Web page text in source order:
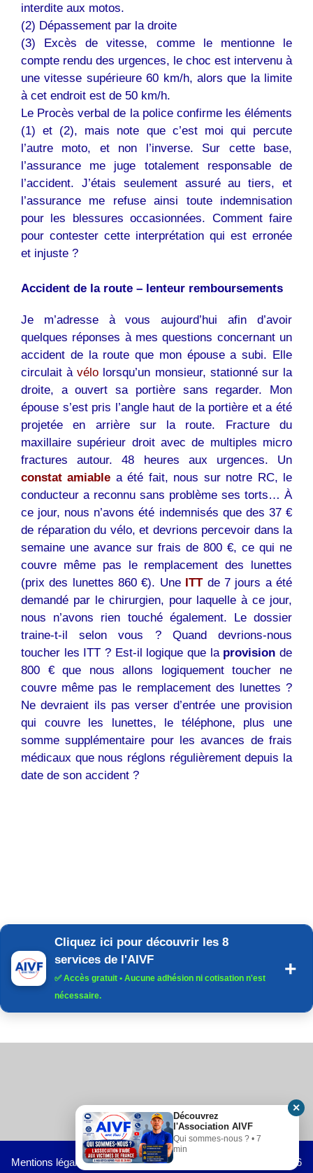
interdite aux motos.
(2) Dépassement par la droite
(3) Excès de vitesse, comme le mentionne le
compte rendu des urgences, le choc est intervenu à
une vitesse supérieure 60 km/h, alors que la limite
à cet endroit est de 50 km/h.
Le Procès verbal de la police confirme les éléments
(1) et (2), mais note que c’est moi qui percute
l’autre moto, et non l’inverse. Sur cette base,
l’assurance me juge totalement responsable de
l’accident. J’étais seulement assuré au tiers, et
l’assurance me refuse ainsi toute indemnisation
pour les blessures occasionnées. Comment faire
pour contester cette interprétation qui est erronée
et injuste ?
Accident de la route – lenteur remboursements
Je m’adresse à vous aujourd’hui afin d’avoir
quelques réponses à mes questions concernant un
accident de la route que mon épouse a subi. Elle
circulait àvélo lorsqu’un monsieur, stationné sur la
droite, a ouvert sa portière sans regarder. Mon
épouse s’est pris l’angle haut de la portière et a été
projetée en arrière sur la route. Fracture du
maxillaire supérieur droit avec de multiples micro
fractures autour. 48 heures aux urgences. Un
constat amiable a été fait, nous sur notre RC, le
conducteur a reconnu sans problème ses torts… À
ce jour, nous n’avons été indemnisés que des 37 €
de réparation du vélo, et devrions percevoir dans la
semaine une avance sur frais de 800 €, ce qui ne
couvre même pas le remplacement des lunettes
(prix des lunettes 860 €). Une ITT de 7 jours a été
demandé par le chirurgien, pour laquelle à ce jour,
nous n’avons rien touché également. Le dossier
traine-t-il selon vous ? Quand devrions-nous
toucher les ITT ? Est-il logique que la provision de
800 € que nous allons logiquement toucher ne
couvre même pas le remplacement des lunettes ?
Ne devraient ils pas verser d’entrée une provision
qui couvre les lunettes, le téléphone, plus une
somme supplémentaire pour les avances de frais
médicaux que nous réglons régulièrement depuis la
date de son accident ?
Cliquez ici pour découvrir les 8
services de l'AIVF
✅Accès gratuit • Aucune adhésion ni cotisation n'est
nécessaire.
Mentions légales-Blog- Tous droits réservés Copyright © 2026
Découvrez
l'Association AIVF
Qui sommes-nous ? • 7
min
✕